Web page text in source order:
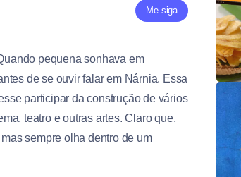
Me siga
pequena sonhava em
de se ouvir falar em Nárnia. Essa
participar da construção de vários
teatro e outras artes. Claro que,
sempre olha dentro de um